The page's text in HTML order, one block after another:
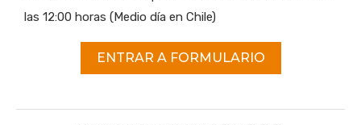
las 12:00 horas (Medio día en Chile)
ENTRAR A FORMULARIO